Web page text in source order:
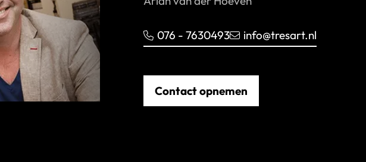
076 - 7630493 info@tresart.nl
Contact opnemen